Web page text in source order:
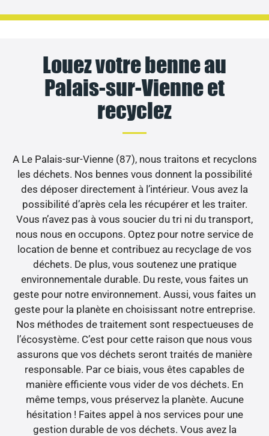
Louez votre benne au
Palais-sur-Vienne et
recyclez
A Le Palais-sur-Vienne (87), nous traitons et recyclons
les déchets. Nos bennes vous donnent la possibilité
des déposer directement à l’intérieur. Vous avez la
possibilité d’après cela les récupérer et les traiter.
Vous n’avez pas à vous soucier du tri ni du transport,
nous nous en occupons. Optez pour notre service de
location de benne et contribuez au recyclage de vos
déchets. De plus, vous soutenez une pratique
environnementale durable. Du reste, vous faites un
geste pour notre environnement. Aussi, vous faites un
geste pour la planète en choisissant notre entreprise.
Nos méthodes de traitement sont respectueuses de
l’écosystème. C’est pour cette raison que nous vous
assurons que vos déchets seront traités de manière
responsable. Par ce biais, vous êtes capables de
manière efficiente vous vider de vos déchets. En
même temps, vous préservez la planète. Aucune
hésitation ! Faites appel à nos services pour une
gestion durable de vos déchets. Vous avez la